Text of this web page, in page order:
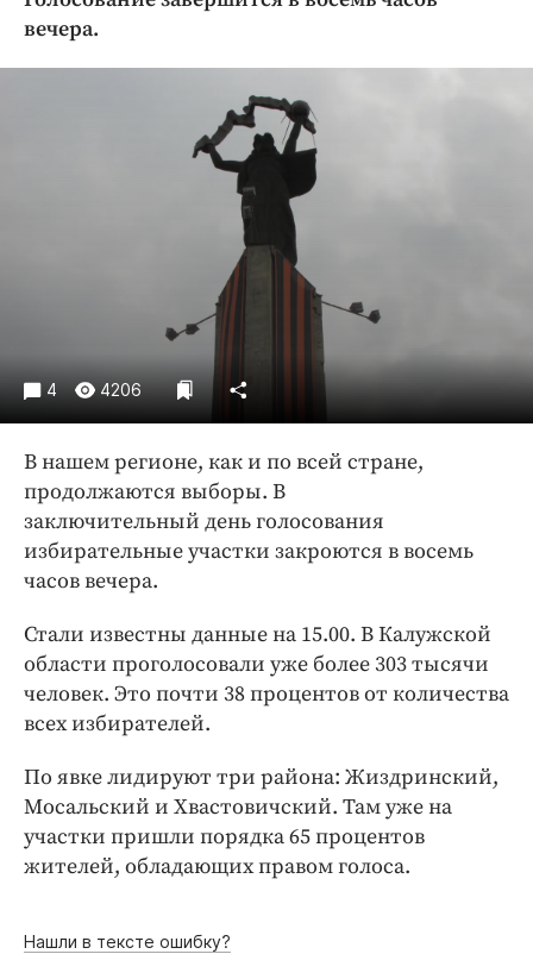
Экономика и бизнес
ПРОЕКТЫ
Издания
Медиаперсона
Интересное чтиво
Клиника года
Работодатель года
вечера.
4 4206
В нашем регионе, как и по всей стране,
продолжаются выборы. В
заключительный день голосования
избирательные участки закроются в восемь
часов вечера.
Стали известны данные на 15.00. В Калужской
области проголосовали уже более 303 тысячи
человек. Это почти 38 процентов от количества
всех избирателей.
По явке лидируют три района: Жиздринский,
Мосальский и Хвастовичский. Там уже на
участки пришли порядка 65 процентов
жителей, обладающих правом голоса.
Нашли в тексте ошибку?